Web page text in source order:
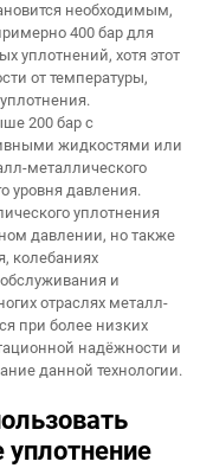
необходимым,
400 бар для
уплотнений, хотя этот
от температуры,
200 бар с
жидкостями или
металлического
уровня давления.
уплотнения
давлении, но также
колебаниях
обслуживания и
отраслях металл-
при более низких
надёжности и
данной технологии.